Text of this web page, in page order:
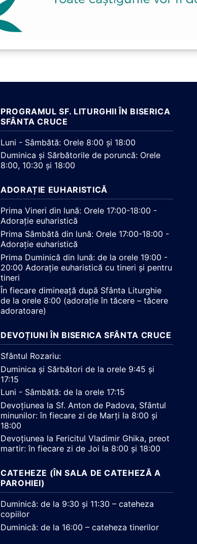
PROGRAMUL SF. LITURGHII ÎN BISERICA
SFÂNTA CRUCE
Luni - Sâmbătă: Orele 8:00 și 18:00
Duminica și Sărbătorile de poruncă: Orele
8:00, 10:30 și 18:00
ADORAȚIE EUHARISTICĂ
Prima Vineri din lună: Orele 17:00-18:00 -
Adorație euharistică
Prima Sâmbătă din lună: Orele 17:00-18:00 -
Adorație euharistică
Prima Duminică din lună: de la orele 19:00 -
20:00 Adorație euharistică cu tineri și pentru
tineri
În fiecare dimineață după Sfânta Liturghie
de la orele 8:00 (adorație în tăcere – tăcere
adoratoare)
DEVOȚIUNI ÎN BISERICA SFÂNTA CRUCE
Sfântul Rozariu:
Duminica și Sărbători de la orele 9:45 și
17:15
Luni - Sâmbătă: de la orele 17:15
Devoțiunea la Sf. Anton de Padova, Sfântul
minunilor: în fiecare zi de Marți la 8:00 și
18:00
Devoțiunea la Fericitul Vladimir Ghika, preot
martir: în fiecare zi de Joi la 8:00 și 18:00
CATEHEZE (ÎN SALA DE CATEHEZĂ A
PAROHIEI)
Duminică: de la 9:30 și 11:30 – cateheza
copiilor
Duminică: de la 16:00 – cateheza tinerilor